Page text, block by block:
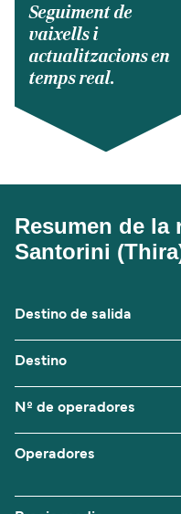
Seguiment de
vaixells i
actualitzacions en
temps real.
Resumen de la
Santorini
Destino de salida
Destino
Nº de operadores
Operadores